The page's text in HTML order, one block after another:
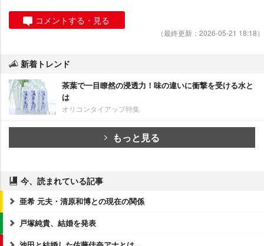
コメントする・見る
（最終更新：2026-05-21 18:18）
新着トレンド
茶葉で一目瞭然の浸透力！味の違いに衝撃を受ける水と
は
オリコンタイアップ特集
もっと見る
今、読まれている記事
亜希 元夫・清原和博との現在の関係
戸塚純貴、結婚を発表